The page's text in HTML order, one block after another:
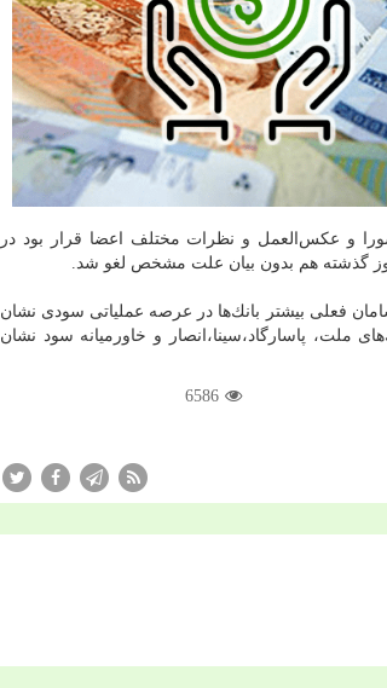
و عكس‌العمل و نظرات مختلف اعضا قرار بود در
روز گذشته هم بدون بیان علت مشخص لغو شد.
فعلی بیشتر بانك‌ها در عرصه عملیاتی سودی نشان
اقتصادی از میان 31 بانك كشور صرفاً بانك‌های ملت، پاسارگاد،‌سینا،‌انصار و خاورمیانه سود نشان
6586